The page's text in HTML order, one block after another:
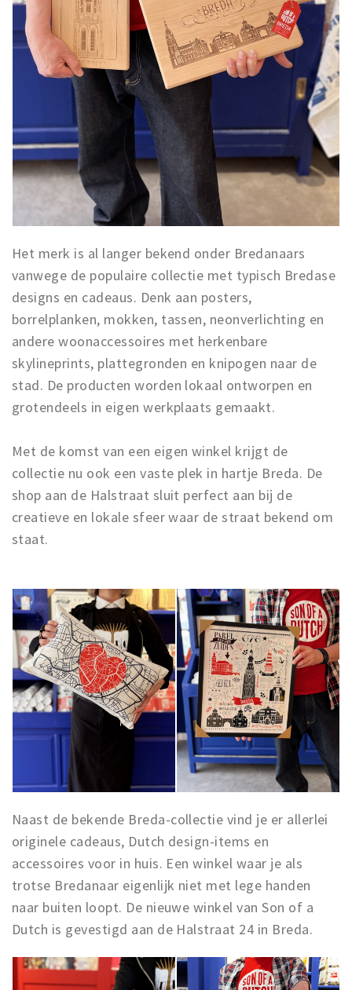
Het merk is al langer bekend onder Bredanaars
vanwege de populaire collectie met typisch Bredase
designs en cadeaus. Denk aan posters,
borrelplanken, mokken, tassen, neonverlichting en
andere woonaccessoires met herkenbare
skylineprints, plattegronden en knipogen naar de
stad. De producten worden lokaal ontworpen en
grotendeels in eigen werkplaats gemaakt.
Met de komst van een eigen winkel krijgt de
collectie nu ook een vaste plek in hartje Breda. De
shop aan de Halstraat sluit perfect aan bij de
creatieve en lokale sfeer waar de straat bekend om
staat.
Naast de bekende Breda-collectie vind je er allerlei
originele cadeaus, Dutch design-items en
accessoires voor in huis. Een winkel waar je als
trotse Bredanaar eigenlijk niet met lege handen
naar buiten loopt. De nieuwe winkel van Son of a
Dutch is gevestigd aan de Halstraat 24 in Breda.